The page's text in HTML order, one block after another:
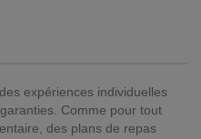
expériences individuelles
Comme pour tout
des plans de repas